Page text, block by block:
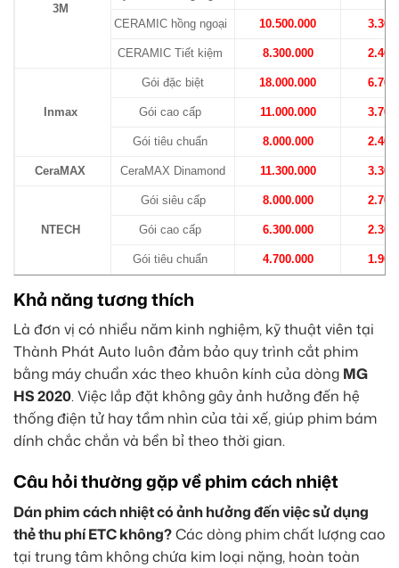
3M
CERAMIC hồng ngoại 10.500.000
CERAMIC Tiết kiệm 8.300.000
Inmax
Gói đặc biệt 18.000.000
Gói cao cấp 11.000.000
Gói tiêu chuẩn 8.000.000
CeraMAX CeraMAX Dinamond 11.300.000
NTECH
Gói siêu cấp 8.000.000
Gói cao cấp 6.300.000
Gói tiêu chuẩn 4.700.000
Khả năng tương thích
Là đơn vị có nhiều năm kinh nghiệm, kỹ thuật viên tại
Thành Phát Auto luôn đảm bảo quy trình cắt phim
bằng máy chuẩn xác theo khuôn kính của dòng MG
HS 2020. Việc lắp đặt không gây ảnh hưởng đến hệ
thống điện tử hay tầm nhìn của tài xế, giúp phim bám
dính chắc chắn và bền bỉ theo thời gian.
Câu hỏi thường gặp về phim cách nhiệt
Dán phim cách nhiệt có ảnh hưởng đến việc sử dụng
thẻ thu phí ETC không?Các dòng phim chất lượng cao
tại trung tâm không chứa kim loại nặng, hoàn toàn